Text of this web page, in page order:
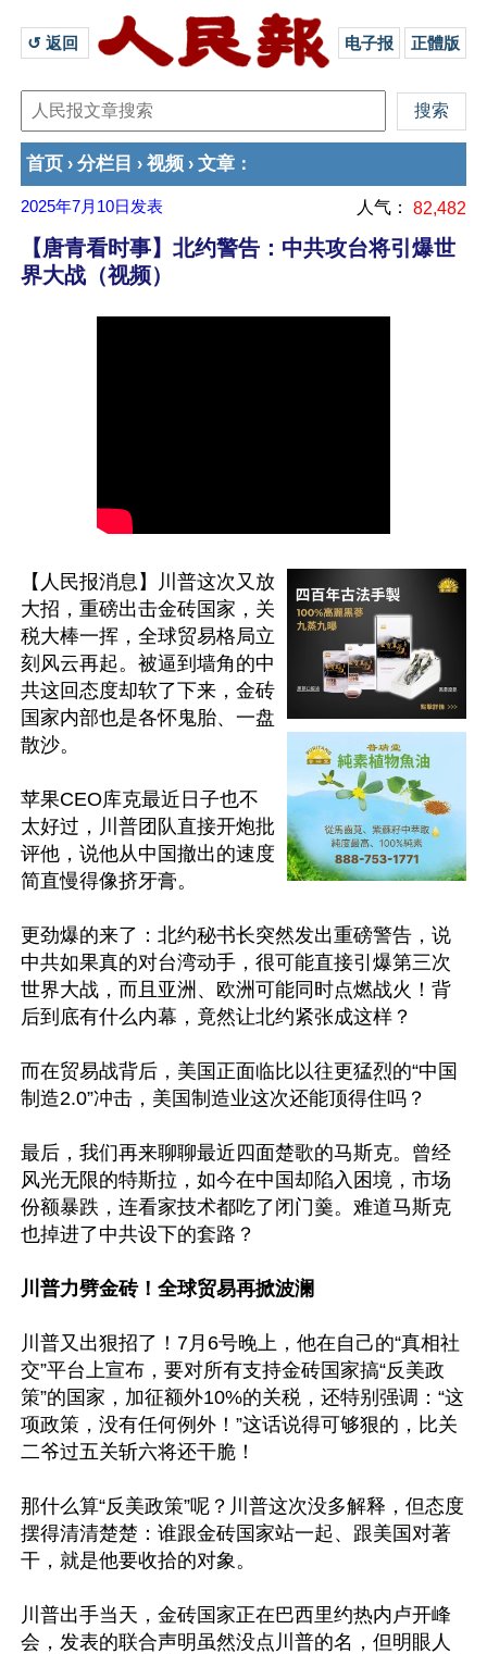
↺ 返回 电子报 正體版
首页 › 分栏目 › 视频 › 文章 ：
2025年7月10日 发表 人气： 82,482
【唐青看时事】北约警告：中共攻台将引爆世
界大战（视频）
【人民报消息】川普这次又放
大招，重磅出击金砖国家，关
税大棒一挥，全球贸易格局立
刻风云再起。被逼到墙角的中
共这回态度却软了下来，金砖
国家内部也是各怀鬼胎、一盘
散沙。
苹果CEO库克最近日子也不
太好过，川普团队直接开炮批
评他，说他从中国撤出的速度
简直慢得像挤牙膏。
更劲爆的来了：北约秘书长突然发出重磅警告，说
中共如果真的对台湾动手，很可能直接引爆第三次
世界大战，而且亚洲、欧洲可能同时点燃战火！背
后到底有什么内幕，竟然让北约紧张成这样？
而在贸易战背后，美国正面临比以往更猛烈的“中国
制造2.0”冲击，美国制造业这次还能顶得住吗？
最后，我们再来聊聊最近四面楚歌的马斯克。曾经
风光无限的特斯拉，如今在中国却陷入困境，市场
份额暴跌，连看家技术都吃了闭门羹。难道马斯克
也掉进了中共设下的套路？
川普力劈金砖！全球贸易再掀波澜
川普又出狠招了！7月6号晚上，他在自己的“真相社
交”平台上宣布，要对所有支持金砖国家搞“反美政
策”的国家，加征额外10%的关税，还特别强调：“这
项政策，没有任何例外！”这话说得可够狠的，比关
二爷过五关斩六将还干脆！
那什么算“反美政策”呢？川普这次没多解释，但态度
摆得清清楚楚：谁跟金砖国家站一起、跟美国对著
干，就是他要收拾的对象。
川普出手当天，金砖国家正在巴西里约热内卢开峰
会，发表的联合声明虽然没点川普的名，但明眼人